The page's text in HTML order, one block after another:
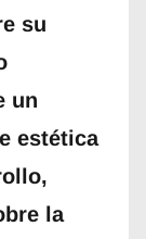
su
un
estética
la